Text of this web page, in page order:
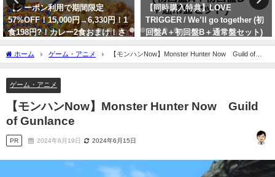
【同時購入特典】LOVE
TRIGGER / We’ll go together (初
回盤A＋初回盤B＋通常盤セット)
(Snow Manカレンダー 2024.4-
2025.3) [ Snow Man ] の魅力を紹
介します！
2024年1月29日
【送料無料】味の素KK プロテイ
ンスープ コーンクリーム 600gの
紹介！
ホーム ゲーム・アニメ
【モンハンNow】Monster Hunter Now Guild of
Gunlance
ゲーム・アニメ
【モンハンNow】Monster Hunter Now Guild
of Gunlance
PR 2024年6月19日 2024年6月15日